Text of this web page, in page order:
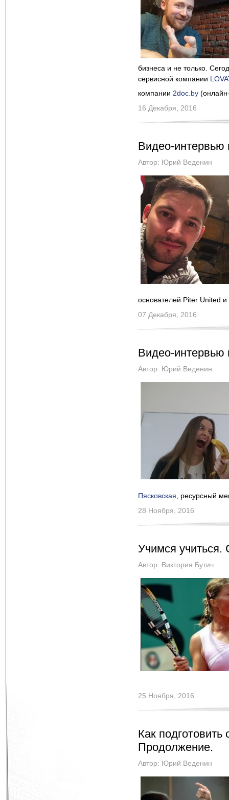
бизнеса и не только.
сервисной компании
компании 2doc.by
16 Декабря, 2016
Видео-
Автор: Юрий Веденин
основателей Piter United
07 Декабря, 2016
Видео-интервью
Автор: Юрий Веденин
Пясковская , ресурсный
28 Ноября, 2016
Учимся учиться.
Автор: Виктория Бутич
25 Ноября, 2016
Как
Продолжение.
Автор: Юрий Веденин